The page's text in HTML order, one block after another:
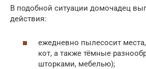
В подобной ситуации домочадец
действия:
ежедневно пылесосит
кот, а также тёмные
шторками, мебелью);